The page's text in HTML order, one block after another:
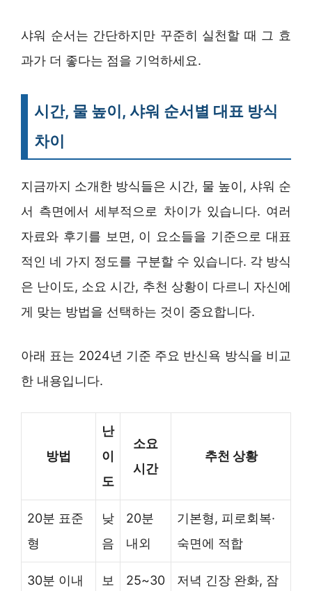
샤워 순서는 간단하지만 꾸준히 실천할 때 그 효
과가 더 좋다는 점을 기억하세요.
시간, 물 높이, 샤워 순서별 대표 방식
차이
지금까지 소개한 방식들은 시간, 물 높이, 샤워 순
서 측면에서 세부적으로 차이가 있습니다. 여러
자료와 후기를 보면, 이 요소들을 기준으로 대표
적인 네 가지 정도를 구분할 수 있습니다. 각 방식
은 난이도, 소요 시간, 추천 상황이 다르니 자신에
게 맞는 방법을 선택하는 것이 중요합니다.
아래 표는 2024년 기준 주요 반신욕 방식을 비교
한 내용입니다.
방법
난
이
도
소요
시간
추천 상황
20분 표준
형
낮
음
20분
내외
기본형, 피로회복·
숙면에 적합
30분 이내 보 25~30 저녁 긴장 완화, 잠